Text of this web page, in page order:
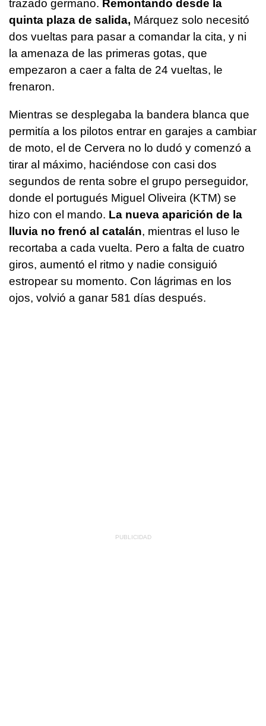
trazado germano. Remontando desde la
quinta plaza de salida, Márquez solo necesitó
dos vueltas para pasar a comandar la cita, y ni
la amenaza de las primeras gotas, que
empezaron a caer a falta de 24 vueltas, le
frenaron.
Mientras se desplegaba la bandera blanca que
permitía a los pilotos entrar en garajes a cambiar
de moto, el de Cervera no lo dudó y comenzó a
tirar al máximo, haciéndose con casi dos
segundos de renta sobre el grupo perseguidor,
donde el portugués Miguel Oliveira (KTM) se
hizo con el mando. La nueva aparición de la
lluvia no frenó al catalán, mientras el luso le
recortaba a cada vuelta. Pero a falta de cuatro
giros, aumentó el ritmo y nadie consiguió
estropear su momento. Con lágrimas en los
ojos, volvió a ganar 581 días después.